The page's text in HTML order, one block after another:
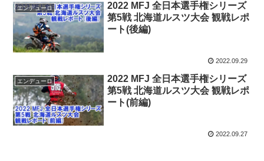
エンデューロ
2022 MFJ 全日本選手権シリーズ
第5戦 北海道ルスツ大会 観戦レポ
ート(後編)
2022.09.29
エンデューロ
2022 MFJ 全日本選手権シリーズ
第5戦 北海道ルスツ大会 観戦レポ
ート(前編)
2022.09.27